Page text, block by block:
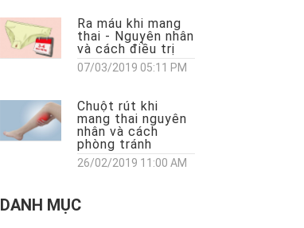
Ra máu khi mang
thai - Nguyên nhân
và cách điều trị
07/03/2019 05:11 PM
Chuột rút khi
mang thai nguyên
nhân và cách
phòng tránh
26/02/2019 11:00 AM
DANH MỤC